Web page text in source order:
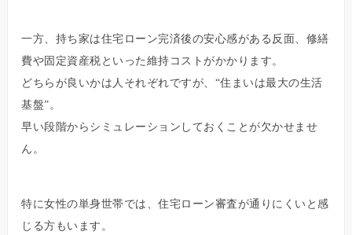
一方、持ち家は住宅ローン完済後の安心感がある反面、修繕
費や固定資産税といった維持コストがかかります。
どちらが良いかは人それぞれですが、“住まいは最大の生活
基盤”。
早い段階からシミュレーションしておくことが欠かせませ
ん。
特に女性の単身世帯では、住宅ローン審査が通りにくいと感
じる方もいます。